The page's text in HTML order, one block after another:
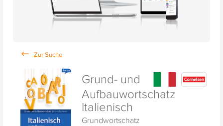
Grund- und
Aufbauwortschatz
Italienisch
Grundwortschatz